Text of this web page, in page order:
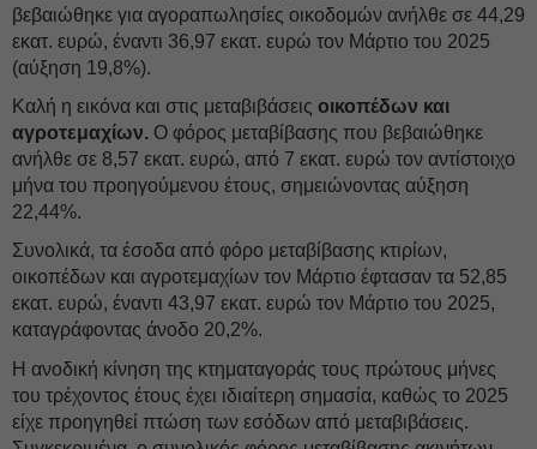
βεβαιώθηκε για αγοραπωλησίες οικοδομών ανήλθε σε 44,29
εκατ. ευρώ, έναντι 36,97 εκατ. ευρώ τον Μάρτιο του 2025
(αύξηση 19,8%).
Καλή η εικόνα και στις μεταβιβάσεις οικοπέδων και
αγροτεμαχίων. Ο φόρος μεταβίβασης που βεβαιώθηκε
ανήλθε σε 8,57 εκατ. ευρώ, από 7 εκατ. ευρώ τον αντίστοιχο
μήνα του προηγούμενου έτους, σημειώνοντας αύξηση
22,44%.
Συνολικά, τα έσοδα από φόρο μεταβίβασης κτιρίων,
οικοπέδων και αγροτεμαχίων τον Μάρτιο έφτασαν τα 52,85
εκατ. ευρώ, έναντι 43,97 εκατ. ευρώ τον Μάρτιο του 2025,
καταγράφοντας άνοδο 20,2%.
Η ανοδική κίνηση της κτηματαγοράς τους πρώτους μήνες
του τρέχοντος έτους έχει ιδιαίτερη σημασία, καθώς το 2025
είχε προηγηθεί πτώση των εσόδων από μεταβιβάσεις.